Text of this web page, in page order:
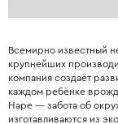
Всемирно известный
крупнейших
компания создаёт
каждом ребёнке
Hape — забота об
изготавливаются из